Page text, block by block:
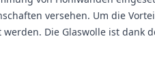
versehen. Um die
Die Glaswolle ist dank